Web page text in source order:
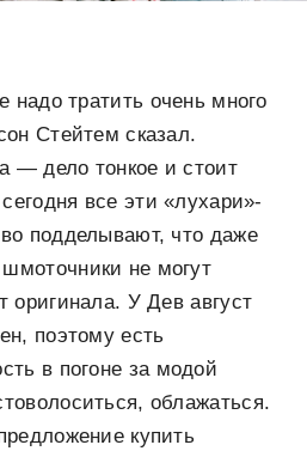
надо тратить очень много
Стейтем сказал.
— дело тонкое и стоит
все эти «лухари»-
подделывают, что даже
не могут
оригинала. У Дев август
поэтому есть
в погоне за модой
облажаться.
купить